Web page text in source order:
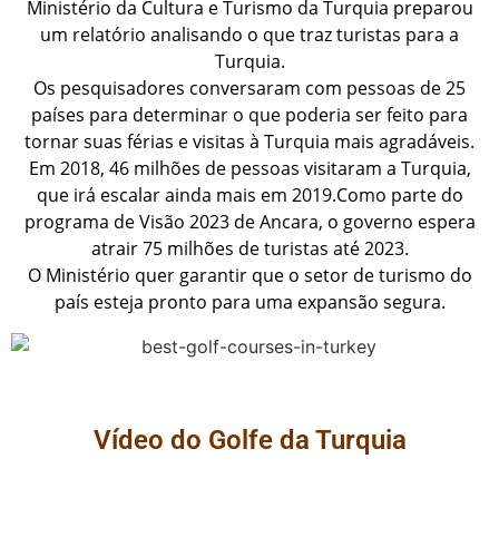
Ministério da Cultura e Turismo da Turquia preparou
um relatório analisando o que traz turistas para a
Turquia.
Os pesquisadores conversaram com pessoas de 25
países para determinar o que poderia ser feito para
tornar suas férias e visitas à Turquia mais agradáveis.
Em 2018, 46 milhões de pessoas visitaram a Turquia,
que irá escalar ainda mais em 2019.Como parte do
programa de Visão 2023 de Ancara, o governo espera
atrair 75 milhões de turistas até 2023.
O Ministério quer garantir que o setor de turismo do
país esteja pronto para uma expansão segura.
Vídeo do Golfe da Turquia